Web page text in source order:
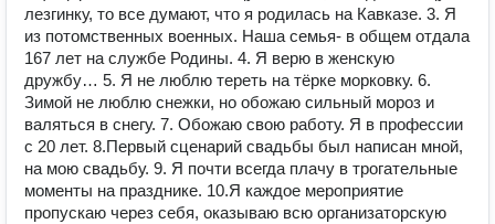
лезгинку, то все думают, что я родилась на Кавказе. 3. Я
из потомственных военных. Наша семья- в общем отдала
167 лет на службе Родины. 4. Я верю в женскую
дружбу… 5. Я не люблю тереть на тёрке морковку. 6.
Зимой не люблю снежки, но обожаю сильный мороз и
валяться в снегу. 7. Обожаю свою работу. Я в профессии
с 20 лет. 8.Первый сценарий свадьбы был написан мной,
на мою свадьбу. 9. Я почти всегда плачу в трогательные
моменты на празднике. 10.Я каждое мероприятие
пропускаю через себя, оказываю всю организаторскую